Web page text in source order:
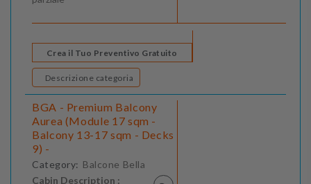
Crea il Tuo Preventivo Gratuito
Descrizione categoria
BGA - Premium Balcony
Aurea (Module 17 sqm -
Balcony 13-17 sqm - Decks
9) -
Category: Balcone Bella
Cabin Description :